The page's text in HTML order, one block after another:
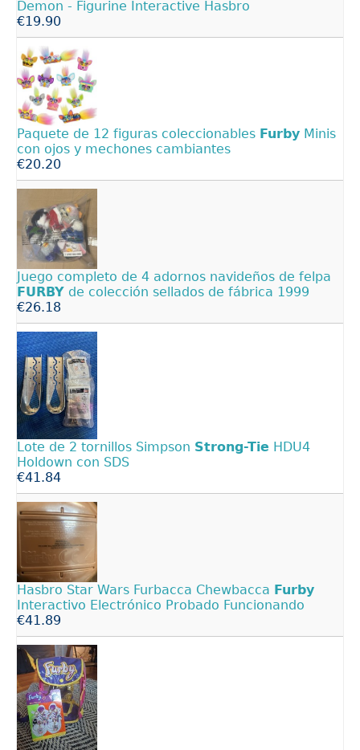
Demon - Figurine Interactive Hasbro
€19.90
Paquete de 12 figuras coleccionables Furby Minis
con ojos y mechones cambiantes
€20.20
Juego completo de 4 adornos navideños de felpa
FURBY de colección sellados de fábrica 1999
€26.18
Lote de 2 tornillos Simpson Strong-Tie HDU4
Holdown con SDS
€41.84
Hasbro Star Wars Furbacca Chewbacca Furby
Interactivo Electrónico Probado Funcionando
€41.89